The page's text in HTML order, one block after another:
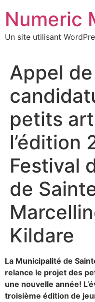
contenu
Numeric
Un site utilisant
Appel de
petits
l’édition
Festival
de
Kildare
La Municipalité de
relance le projet des
une nouvelle année!
troisième édition de